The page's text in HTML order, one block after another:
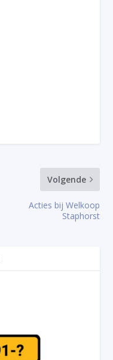
Volgende
Acties bij Welkoop
Staphorst